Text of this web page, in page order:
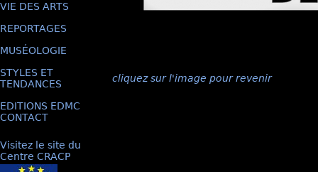
VIE DES ARTS
REPORTAGES
MUSÉOLOGIE
STYLES ET
TENDANCES
EDITIONS EDMC
CONTACT
Visitez le site du
Centre CRACP
cliquez sur l'image pour revenir